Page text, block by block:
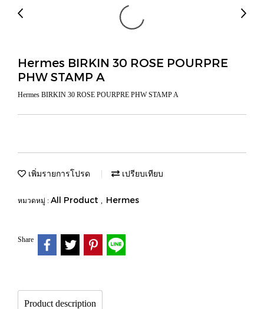
Hermes BIRKIN 30 ROSE POURPRE
PHW STAMP A
Hermes BIRKIN 30 ROSE POURPRE PHW STAMP A
เพิ่มรายการโปรด เปรียบเทียบ
หมวดหมู่ : All Product , Hermes
Share
Product description